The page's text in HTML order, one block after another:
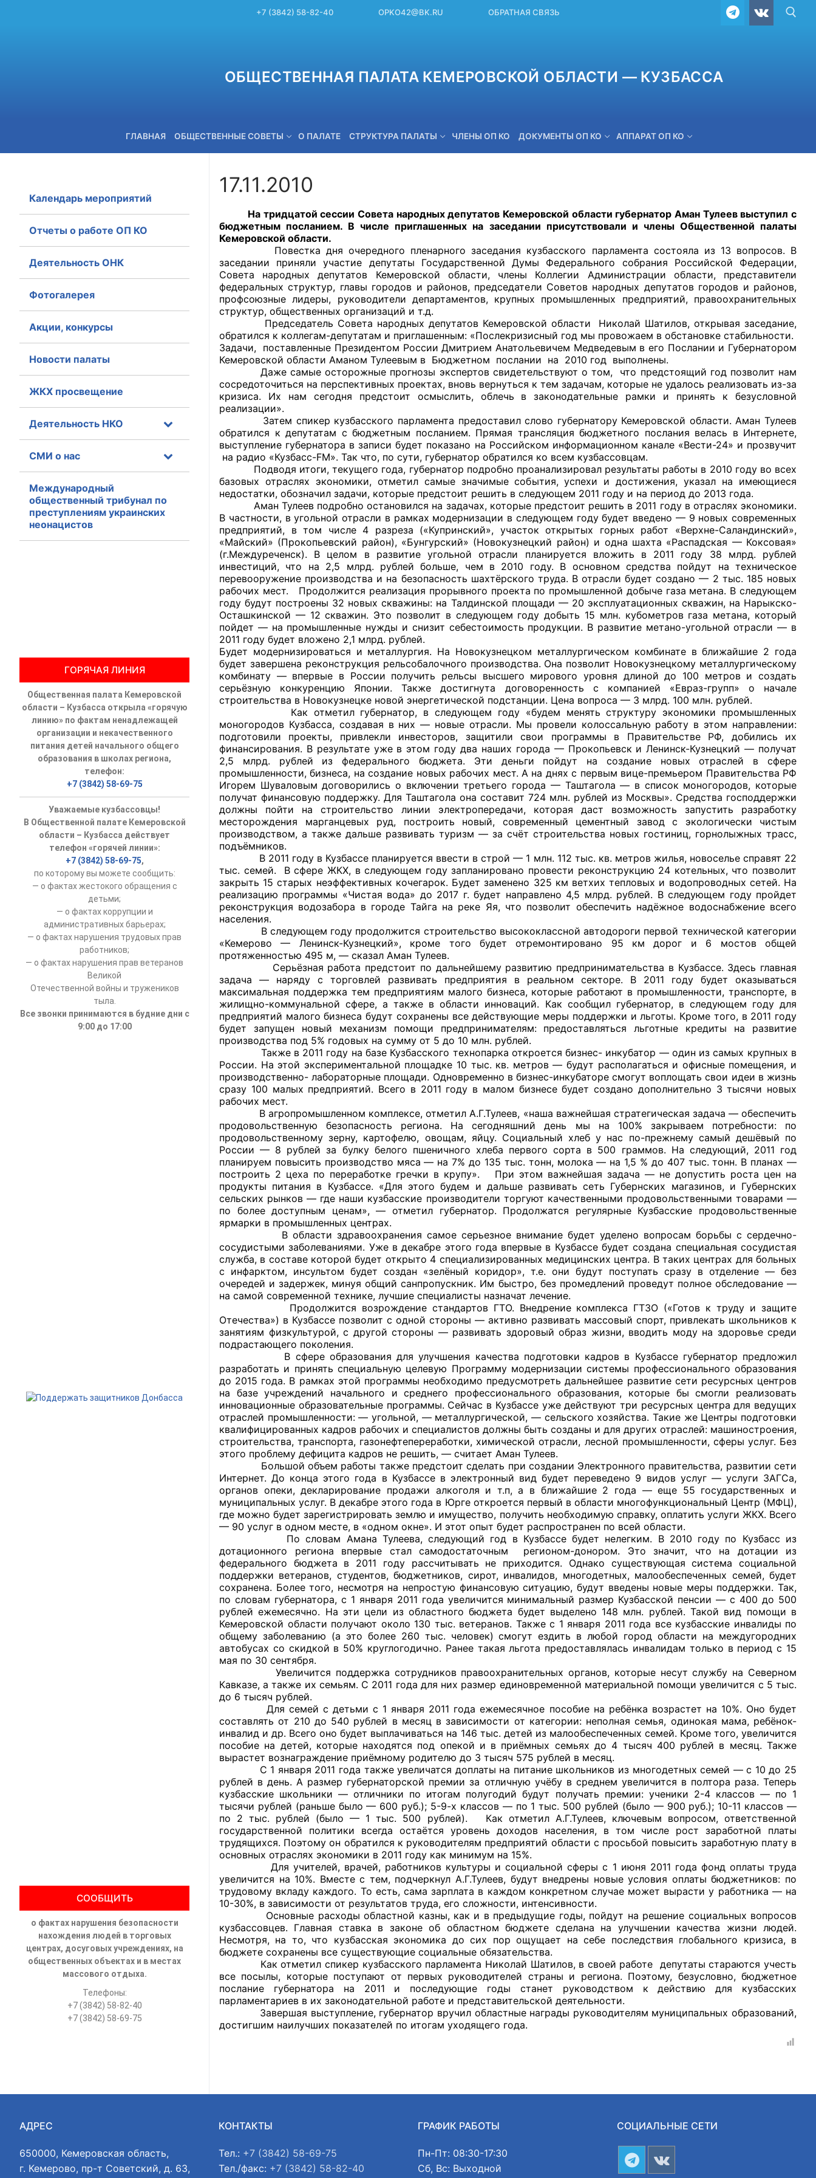
+7 (3842) 58-82-40 OPKO42@BK.RU ОБРАТНАЯ СВЯЗЬ
ОБЩЕСТВЕННАЯ ПАЛАТА КЕМЕРОВСКОЙ ОБЛАСТИ — КУЗБАССА
ГЛАВНАЯ ОБЩЕСТВЕННЫЕ СОВЕТЫ О ПАЛАТЕ СТРУКТУРА ПАЛАТЫ ЧЛЕНЫ ОП КО ДОКУМЕНТЫ ОП КО АППАРАТ ОП КО
+7 (3842) 58-82-40 OPKO42@BK.RU ОБРАТНАЯ СВЯЗЬ
Главная
Общественные советы
Общественные советы при территориальных органах федеральных органов
исполнительной власти
Общественные советы по проведению независимой оценки качества условий
оказания услуг
О Палате
Структура Палаты
Комиссии
Экспертный совет ОП КО
Совет ОП КО
Общественный штаб
Члены ОП КО
Документы ОП КО
Регламент ОП КО
Кодекс этики ОП КО
Положения
Соглашения
Рекомендации
Порядок работы ЦОН
Аппарат ОП КО
УСТАВ ГКУ “АППАРАТ ОП КО”
Доходы руководителя за 2024 г.
17.11.2010
На тридцатой сессии Совета народных депутатов Кемеровской области губернатор Аман Тулеев выступил с
бюджетным посланием. В числе приглашенных на заседании присутствовали и члены Общественной палаты
Кемеровской области.
Повестка дня очередного пленарного заседания кузбасского парламента состояла из 13 вопросов. В
заседании приняли участие депутаты Государственной Думы Федерального собрания Российской Федерации,
Совета народных депутатов Кемеровской области, члены Коллегии Администрации области, представители
федеральных структур, главы городов и районов, председатели Советов народных депутатов городов и районов,
профсоюзные лидеры, руководители департаментов, крупных промышленных предприятий, правоохранительных
структур, общественных организаций и т.д.
Председатель Совета народных депутатов Кемеровской области Николай Шатилов, открывая заседание,
обратился к коллегам-депутатам и приглашенным: «Послекризисный год мы провожаем в обстановке стабильности.
Задачи, поставленные Президентом России Дмитрием Анатольевичем Медведевым в его Послании и Губернатором
Кемеровской области Аманом Тулеевым в Бюджетном послании на 2010 год выполнены.
Даже самые осторожные прогнозы экспертов свидетельствуют о том, что предстоящий год позволит нам
сосредоточиться на перспективных проектах, вновь вернуться к тем задачам, которые не удалось реализовать из-за
кризиса. Их нам сегодня предстоит осмыслить, облечь в законодательные рамки и принять к безусловной
реализации».
Затем спикер кузбасского парламента предоставил слово губернатору Кемеровской области. Аман Тулеев
обратился к депутатам с бюджетным посланием. Прямая трансляция бюджетного послания велась в Интернете,
выступление губернатора в записи будет показано на Российском информационном канале «Вести-24» и прозвучит
на радио «Кузбасс-FM». Так что, по сути, губернатор обратился ко всем кузбассовцам.
Подводя итоги, текущего года, губернатор подробно проанализировал результаты работы в 2010 году во всех
базовых отраслях экономики, отметил самые значимые события, успехи и достижения, указал на имеющиеся
недостатки, обозначил задачи, которые предстоит решить в следующем 2011 году и на период до 2013 года.
Аман Тулеев подробно остановился на задачах, которые предстоит решить в 2011 году в отраслях экономики.
В частности, в угольной отрасли в рамках модернизации в следующем году будет введено — 9 новых современных
предприятий, в том числе 4 разреза («Купринский», участок открытых горных работ «Верхне-Саландинский»,
«Майский» (Прокопьевский район), «Бунгурский» (Новокузнецкий район) и одна шахта «Распадская — Коксовая»
(г.Междуреченск). В целом в развитие угольной отрасли планируется вложить в 2011 году 38 млрд. рублей
инвестиций, что на 2,5 млрд. рублей больше, чем в 2010 году. В основном средства пойдут на техническое
перевооружение производства и на безопасность шахтёрского труда. В отрасли будет создано — 2 тыс. 185 новых
рабочих мест. Продолжится реализация прорывного проекта по промышленной добыче газа метана. В следующем
году будут построены 32 новых скважины: на Талдинской площади — 20 эксплуатационных скважин, на Нарыкско-
Осташкинской — 12 скважин. Это позволит в следующем году добыть 15 млн. кубометров газа метана, который
пойдет — на промышленные нужды и снизит себестоимость продукции. В развитие метано-угольной отрасли — в
2011 году будет вложено 2,1 млрд. рублей.
Будет модернизироваться и металлургия. На Новокузнецком металлургическом комбинате в ближайшие 2 года
будет завершена реконструкция рельсобалочного производства. Она позволит Новокузнецкому металлургическому
комбинату — впервые в России получить рельсы высшего мирового уровня длиной до 100 метров и создать
серьёзную конкуренцию Японии. Также достигнута договоренность с компанией «Евраз-групп» о начале
строительства в Новокузнецке новой энергетической подстанции. Цена вопроса — 3 млрд. 100 млн. рублей.
Как отметил губернатор, в следующем году «будем менять структуру экономики промышленных
моногородов Кузбасса, создавая в них — новые отрасли. Мы провели колоссальную работу в этом направлении:
подготовили проекты, привлекли инвесторов, защитили свои программы в Правительстве РФ, добились их
финансирования. В результате уже в этом году два наших города — Прокопьевск и Ленинск-Кузнецкий — получат
2,5 млрд. рублей из федерального бюджета. Эти деньги пойдут на создание новых отраслей в сфере
промышленности, бизнеса, на создание новых рабочих мест. А на днях с первым вице-премьером Правительства РФ
Игорем Шуваловым договорились о включении третьего города — Таштагола — в список моногородов, которые
получат финансовую поддержку. Для Таштагола она составит 724 млн. рублей из Москвы». Средства господдержки
должны пойти на строительство линии электропередачи, которая даст возможность запустить разработку
месторождения марганцевых руд, построить новый, современный цементный завод с экологически чистым
производством, а также дальше развивать туризм — за счёт строительства новых гостиниц, горнолыжных трасс,
подъёмников.
В 2011 году в Кузбассе планируется ввести в строй — 1 млн. 112 тыс. кв. метров жилья, новоселье справят 22
тыс. семей. В сфере ЖКХ, в следующем году запланировано провести реконструкцию 24 котельных, что позволит
закрыть 15 старых неэффективных кочегарок. Будет заменено 325 км ветхих тепловых и водопроводных сетей. На
реализацию программы «Чистая вода» до 2017 г. будет направлено 4,5 млрд. рублей. В следующем году пройдет
реконструкция водозабора в городе Тайга на реке Яя, что позволит обеспечить надёжное водоснабжение всего
населения.
В следующем году продолжится строительство высококлассной автодороги первой технической категории
«Кемерово — Ленинск-Кузнецкий», кроме того будет отремонтировано 95 км дорог и 6 мостов общей
протяженностью 495 м, — сказал Аман Тулеев.
Серьёзная работа предстоит по дальнейшему развитию предпринимательства в Кузбассе. Здесь главная
задача — наряду с торговлей развивать предприятия в реальном секторе. В 2011 году будет оказываться
максимальная поддержка тем предприятиям малого бизнеса, которые работают в промышленности, транспорте, в
жилищно-коммунальной сфере, а также в области инноваций. Как сообщил губернатор, в следующем году для
предприятий малого бизнеса будут сохранены все действующие меры поддержки и льготы. Кроме того, в 2011 году
будет запущен новый механизм помощи предпринимателям: предоставляться льготные кредиты на развитие
производства под 5% годовых на сумму от 5 до 10 млн. рублей.
Также в 2011 году на базе Кузбасского технопарка откроется бизнес- инкубатор — один из самых крупных в
России. На этой экспериментальной площадке 10 тыс. кв. метров — будут располагаться и офисные помещения, и
производственно- лабораторные площади. Одновременно в бизнес-инкубаторе смогут воплощать свои идеи в жизнь
сразу 100 малых предприятий. Всего в 2011 году в малом бизнесе будет создано дополнительно 3 тысячи новых
рабочих мест.
В агропромышленном комплексе, отметил А.Г.Тулеев, «наша важнейшая стратегическая задача — обеспечить
продовольственную безопасность региона. На сегодняшний день мы на 100% закрываем потребности: по
продовольственному зерну, картофелю, овощам, яйцу. Социальный хлеб у нас по-прежнему самый дешёвый по
России — 8 рублей за булку белого пшеничного хлеба первого сорта в 500 граммов. На следующий, 2011 год
планируем повысить производство мяса — на 7% до 135 тыс. тонн, молока — на 1,5 % до 407 тыс. тонн. В планах —
построить 2 цеха по переработке гречки в крупу». При этом важнейшая задача — не допустить роста цен на
продукты питания в Кузбассе. «Для этого будем и дальше развивать сеть Губернских магазинов, и Губернских
сельских рынков — где наши кузбасские производители торгуют качественными продовольственными товарами —
по более доступным ценам», — отметил губернатор. Продолжатся регулярные Кузбасские продовольственные
ярмарки в промышленных центрах.
В области здравоохранения самое серьезное внимание будет уделено вопросам борьбы с сердечно-
сосудистыми заболеваниями. Уже в декабре этого года впервые в Кузбассе будет создана специальная сосудистая
служба, в составе которой будет открыто 4 специализированных медицинских центра. В таких центрах для больных
с инфарктом, инсультом будет создан «зелёный коридор», т.е. они будут поступать сразу в отделение — без
очередей и задержек, минуя общий санпропускник. Им быстро, без промедлений проведут полное обследование —
на самой современной технике, лучшие специалисты назначат лечение.
Продолжится возрождение стандартов ГТО. Внедрение комплекса ГТЗО («Готов к труду и защите
Отечества») в Кузбассе позволит с одной стороны — активно развивать массовый спорт, привлекать школьников к
занятиям физкультурой, с другой стороны — развивать здоровый образ жизни, вводить моду на здоровье среди
подрастающего поколения.
В сфере образования для улучшения качества подготовки кадров в Кузбассе губернатор предложил
разработать и принять специальную целевую Программу модернизации системы профессионального образования
до 2015 года. В рамках этой программы необходимо предусмотреть дальнейшее развитие сети ресурсных центров
на базе учреждений начального и среднего профессионального образования, которые бы смогли реализовать
инновационные образовательные программы. Сейчас в Кузбассе уже действуют три ресурсных центра для ведущих
отраслей промышленности: — угольной, — металлургической, — сельского хозяйства. Такие же Центры подготовки
квалифицированных кадров рабочих и специалистов должны быть созданы и для других отраслей: машиностроения,
строительства, транспорта, газонефтепереработки, химической отрасли, лесной промышленности, сферы услуг. Без
этого проблему дефицита кадров не решить, — считает Аман Тулеев.
Большой объем работы также предстоит сделать при создании Электронного правительства, развитии сети
Интернет. До конца этого года в Кузбассе в электронный вид будет переведено 9 видов услуг — услуги ЗАГСа,
органов опеки, декларирование продажи алкоголя и т.п, а в ближайшие 2 года — еще 55 государственных и
муниципальных услуг. В декабре этого года в Юрге откроется первый в области многофункциональный Центр (МФЦ),
где можно будет зарегистрировать землю и имущество, получить необходимую справку, оплатить услуги ЖКХ. Всего
— 90 услуг в одном месте, в «одном окне». И этот опыт будет распространен по всей области.
По словам Амана Тулеева, следующий год в Кузбассе будет нелегким. В 2010 году по Кузбасс из
дотационного региона впервые стал самодостаточным регионом-донором. Это значит, что на дотации из
федерального бюджета в 2011 году рассчитывать не приходится. Однако существующая система социальной
поддержки ветеранов, студентов, бюджетников, сирот, инвалидов, многодетных, малообеспеченных семей, будет
сохранена. Более того, несмотря на непростую финансовую ситуацию, будут введены новые меры поддержки. Так,
по словам губернатора, с 1 января 2011 года увеличится минимальный размер Кузбасской пенсии — с 400 до 500
рублей ежемесячно. На эти цели из областного бюджета будет выделено 148 млн. рублей. Такой вид помощи в
Кемеровской области получают около 130 тыс. ветеранов. Также с 1 января 2011 года все кузбасские инвалиды по
общему заболеванию (а это более 260 тыс. человек) смогут ездить в любой город области на междугородних
автобусах со скидкой в 50% круглогодично. Ранее такая льгота предоставлялась инвалидам только в период с 15
мая по 30 сентября.
Увеличится поддержка сотрудников правоохранительных органов, которые несут службу на Северном
Кавказе, а также их семьям. С 2011 года для них размер единовременной материальной помощи увеличится с 5 тыс.
до 6 тысяч рублей.
Для семей с детьми с 1 января 2011 года ежемесячное пособие на ребёнка возрастет на 10%. Оно будет
составлять от 210 до 540 рублей в месяц в зависимости от категории: неполная семья, одинокая мама, ребёнок-
инвалид и др. Всего оно будет выплачиваться на 146 тыс. детей из малообеспеченных семей. Кроме того, увеличится
пособие на детей, которые находятся под опекой и в приёмных семьях до 4 тысяч 400 рублей в месяц. Также
вырастет вознаграждение приёмному родителю до 3 тысяч 575 рублей в месяц.
С 1 января 2011 года также увеличатся доплаты на питание школьников из многодетных семей — с 10 до 25
рублей в день. А размер губернаторской премии за отличную учёбу в среднем увеличится в полтора раза. Теперь
кузбасские школьники — отличники по итогам полугодий будут получать премии: ученики 2-4 классов — по 1
тысячи рублей (раньше было — 600 руб.); 5-9-х классов — по 1 тыс. 500 рублей (было — 900 руб.); 10-11 классов —
по 2 тыс. рублей (было — 1 тыс. 500 рублей). Как отметил А.Г.Тулеев, ключевым вопросом, ответственной
государственной политики всегда остаётся уровень доходов населения, в том числе рост заработной платы
трудящихся. Поэтому он обратился к руководителям предприятий области с просьбой повысить заработную плату в
основных отраслях экономики в 2011 году как минимум на 15%.
Для учителей, врачей, работников культуры и социальной сферы с 1 июня 2011 года фонд оплаты труда
увеличится на 10%. Вместе с тем, подчеркнул А.Г.Тулеев, будут внедрены новые условия оплаты бюджетников: по
трудовому вкладу каждого. То есть, сама зарплата в каждом конкретном случае может вырасти у работника — на
10-30%, в зависимости от результатов труда, его сложности, интенсивности.
Основные расходы областной казны, как и в предыдущие годы, пойдут на решение социальных вопросов
кузбассовцев. Главная ставка в законе об областном бюджете сделана на улучшении качества жизни людей.
Несмотря, на то, что кузбасская экономика до сих пор ощущает на себе последствия глобального кризиса, в
бюджете сохранены все существующие социальные обязательства.
Как отметил спикер кузбасского парламента Николай Шатилов, в своей работе депутаты стараются учесть
все посылы, которые поступают от первых руководителей страны и региона. Поэтому, безусловно, бюджетное
послание губернатора на 2011 и последующие годы станет руководством к действию для кузбасских
парламентариев в их законодательной работе и представительской деятельности.
Завершая выступление, губернатор вручил областные награды руководителям муниципальных образований,
достигшим наилучших показателей по итогам уходящего года.
Календарь мероприятий
Отчеты о работе ОП КО
Деятельность ОНК
Фотогалерея
Акции, конкурсы
Новости палаты
ЖКХ просвещение
Деятельность НКО
СМИ о нас
Международный
общественный трибунал по
преступлениям украинских
неонацистов
ГОРЯЧАЯ ЛИНИЯ
Общественная палата Кемеровской
области – Кузбасса открыла «горячую
линию» по фактам ненадлежащей
организации и некачественного
питания детей начального общего
образования в школах региона,
телефон:
+7 (3842) 58-69-75
Уважаемые кузбассовцы!
В Общественной палате Кемеровской
области – Кузбасса действует
телефон «горячей линии»:
+7 (3842) 58-69-75,
по которому вы можете сообщить:
— о фактах жестокого обращения с
детьми;
— о фактах коррупции и
административных барьерах;
— о фактах нарушения трудовых прав
работников;
— о фактах нарушения прав ветеранов
Великой
Отечественной войны и тружеников
тыла.
Все звонки принимаются в будние дни с
9:00 до 17:00
СООБЩИТЬ
о фактах нарушения безопасности
нахождения людей в торговых
центрах, досуговых учреждениях, на
общественных объектах и в местах
массового отдыха.
Телефоны:
+7 (3842) 58-82-40
+7 (3842) 58-69-75
АДРЕС
650000, Кемеровская область,
г. Кемерово, пр-т Советский, д. 63,
КОНТАКТЫ
Тел.: +7 (3842) 58-69-75
Тел./факс: +7 (3842) 58-82-40
ГРАФИК РАБОТЫ
Пн-Пт: 08:30-17:30
Сб, Вс: Выходной
СОЦИАЛЬНЫЕ СЕТИ